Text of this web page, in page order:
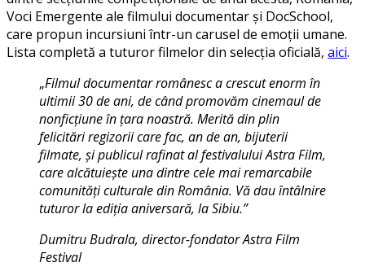
Voci Emergente ale filmului documentar și DocSchool,
care propun incursiuni într-un carusel de emoții umane.
Lista completă a tuturor filmelor din selecția oficială, aici.
„Filmul documentar românesc a crescut enorm în
ultimii 30 de ani, de când promovăm cinemaul de
nonficțiune în țara noastră. Merită din plin
felicitări regizorii care fac, an de an, bijuterii
filmate, și publicul rafinat al festivalului Astra Film,
care alcătuiește una dintre cele mai remarcabile
comunități culturale din România. Vă dau întâlnire
tuturor la ediția aniversară, la Sibiu.”
Dumitru Budrala, director-fondator Astra Film
Festival